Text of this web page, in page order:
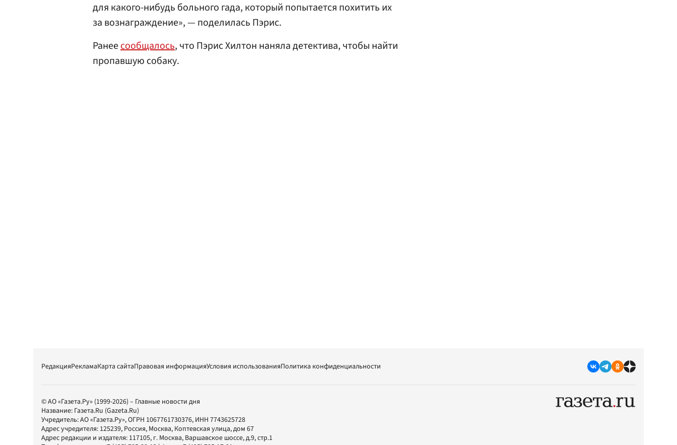
для какого-нибудь больного гада, который попытается похитить их
за вознаграждение», — поделилась Пэрис.
Ранеесообщалось, что Пэрис Хилтон наняла детектива, чтобы найти
пропавшую собаку.
РедакцияРекламаКарта сайтаПравовая информацияУсловия использованияПолитика конфиденциальности
© АО «Газета.Ру» (1999-2026) – Главные новости дня
Название: Газета.Ru (Gazeta.Ru)
Учредитель:АО «Газета.Ру», ОГРН 1067761730376, ИНН 7743625728
Адрес учредителя: 125239, Россия, Москва, Коптевская улица, дом 67
Адрес редакции и издателя: 117105, г. Москва, Варшавское шоссе, д.9, стр.1